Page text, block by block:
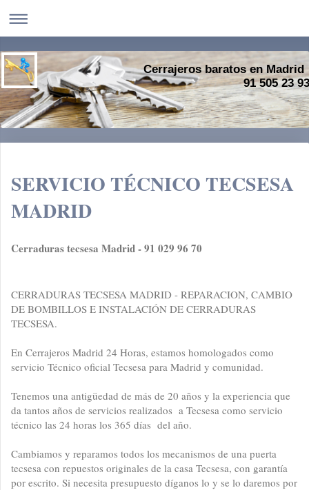
Cerrajeros baratos en Madrid
91 505 23
SERVICIO TÉCNICO TECSESA
MADRID
Cerraduras tecsesa Madrid - 91 029 96 70
CERRADURAS TECSESA MADRID - REPARACION, CAMBIO
DE BOMBILLOS E INSTALACIÓN DE CERRADURAS
TECSESA.
En Cerrajeros Madrid 24 Horas, estamos homologados como
servicio Técnico oficial Tecsesa para Madrid y comunidad.
Tenemos una antigüedad de más de 20 años y la experiencia que
da tantos años de servicios realizados a Tecsesa como servicio
técnico las 24 horas los 365 días del año.
Cambiamos y reparamos todos los mecanismos de una puerta
tecsesa con repuestos originales de la casa Tecsesa, con garantía
por escrito. Si necesita presupuesto díganos lo y se lo daremos por